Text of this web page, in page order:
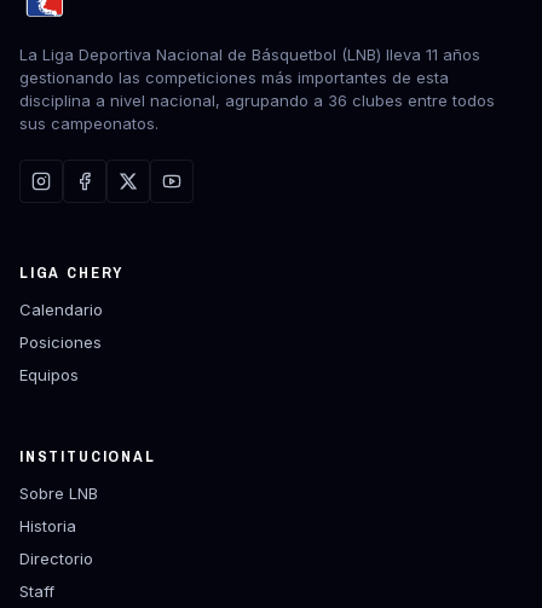
La Liga Deportiva Nacional de Básquetbol (LNB) lleva 11 años
gestionando las competiciones más importantes de esta
disciplina a nivel nacional, agrupando a 36 clubes entre todos
sus campeonatos.
LIGA CHERY
Calendario
Posiciones
Equipos
INSTITUCIONAL
Sobre LNB
Historia
Directorio
Staff